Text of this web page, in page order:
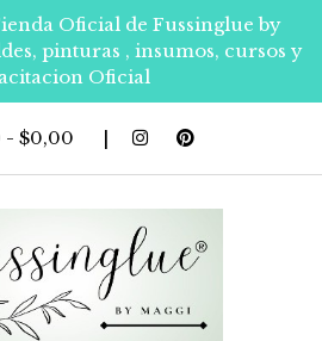
Oficial de Fussinglue by
pinturas , insumos, cursos y
Oficial
- $0,00